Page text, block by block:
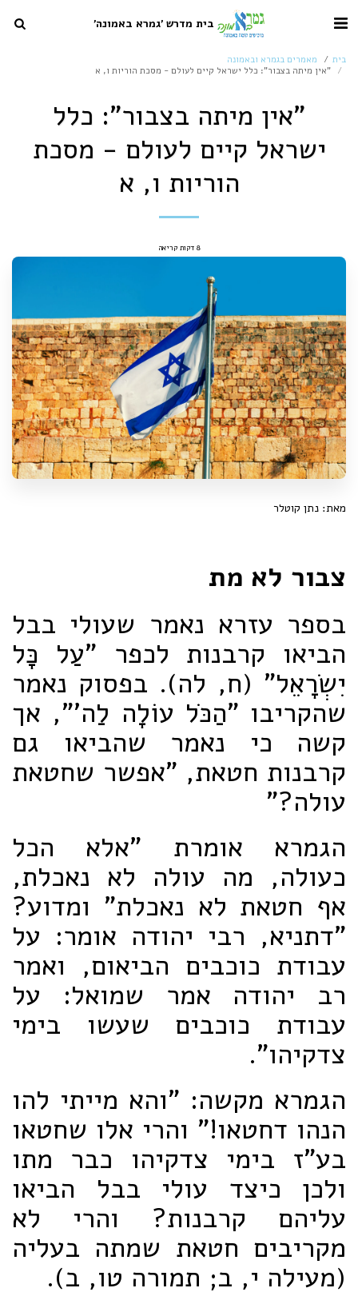
בית מדרש 'גמרא באמונה'
בית
מאמרים בגמרא ובאמונה
"אין מיתה בצבור": כלל ישראל קיים לעולם - מסכת הוריות ו, א
"אין מיתה בצבור": כלל
ישראל קיים לעולם - מסכת
הוריות ו, א
8 דקות קריאה
מאת: נתן קוטלר
צבור לא מת
בספר עזרא נאמר שעולי בבל
הביאו קרבנות לכפר "עַל כָּל
יִשְׂרָאֵל" (ח, לה). בפסוק נאמר
שהקריבו "הַכֹּל עוֹלָה לַה'", אך
קשה כי נאמר שהביאו גם
קרבנות חטאת, "אפשר שחטאת
עולה?"
הגמרא אומרת "אלא הכל
כעולה, מה עולה לא נאכלת,
אף חטאת לא נאכלת" ומדוע?
"דתניא, רבי יהודה אומר: על
עבודת כוכבים הביאום, ואמר
רב יהודה אמר שמואל: על
עבודת כוכבים שעשו בימי
צדקיהו".
הגמרא מקשה: "והא מייתי להו
הנהו דחטאו!" והרי אלו שחטאו
בע"ז בימי צדקיהו כבר מתו
ולכן כיצד עולי בבל הביאו
עליהם קרבנות? והרי לא
מקריבים חטאת שמתה בעליה
(מעילה י, ב; תמורה טו, ב).